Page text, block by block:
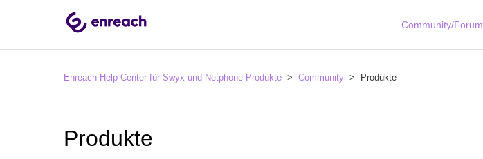
Community/Forum
Enreach Help-Center für Swyx und Netphone Produkte Community Produkte
Produkte